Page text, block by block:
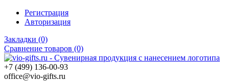
Регистрация
Авторизация
Закладки (0)
Сравнение товаров (0)
+7 (499) 136-00-93
office@vio-gifts.ru